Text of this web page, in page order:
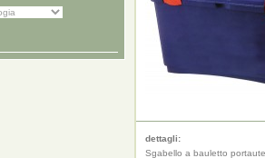
dettagli:
Sgabello a bauletto